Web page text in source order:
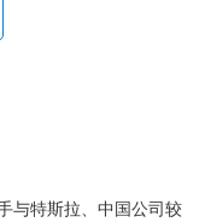
与特斯拉、中国公司较